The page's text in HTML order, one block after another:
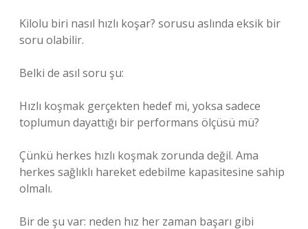
Kilolu biri nasıl hızlı koşar? sorusu aslında eksik bir
soru olabilir.
Belki de asıl soru şu:
Hızlı koşmak gerçekten hedef mi, yoksa sadece
toplumun dayattığı bir performans ölçüsü mü?
Çünkü herkes hızlı koşmak zorunda değil. Ama
herkes sağlıklı hareket edebilme kapasitesine sahip
olmalı.
Bir de şu var: neden hız her zaman başarı gibi